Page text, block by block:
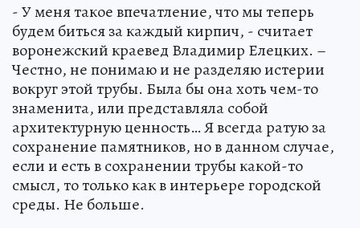
- У меня такое впечатление, что мы теперь
будем биться за каждый кирпич, - считает
воронежский краевед Владимир Елецких. –
Честно, не понимаю и не разделяю истерии
вокруг этой трубы. Была бы она хоть чем-то
знаменита, или представляла собой
архитектурную ценность… Я всегда ратую за
сохранение памятников, но в данном случае,
если и есть в сохранении трубы какой-то
смысл, то только как в интерьере городской
среды. Не больше.